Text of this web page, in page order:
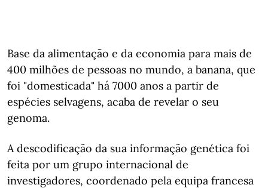
Base da alimentação e da economia para mais de
400 milhões de pessoas no mundo, a banana, que
foi "domesticada" há 7000 anos a partir de
espécies selvagens, acaba de revelar o seu
genoma.
A descodificação da sua informação genética foi
feita por um grupo internacional de
investigadores, coordenado pela equipa francesa